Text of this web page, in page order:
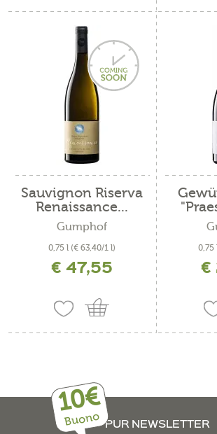
Sauvignon Riserva
Renaissance...
Gumphof
0,75 l (€ 63,40/1 l)
€ 47,55
0,75 l
€
10€
Buono PUR NEWSLETTER